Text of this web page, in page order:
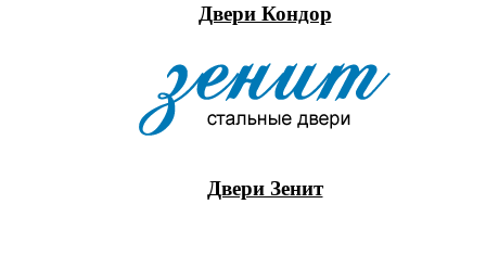
Двери Кондор
Двери Зенит